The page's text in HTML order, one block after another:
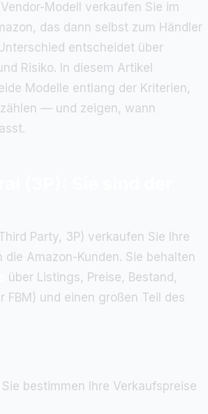
Modell verkaufen Sie im
das dann selbst zum Händler
entscheidet über
Risiko. In diesem Artikel
Modelle entlang der Kriterien,
— und zeigen, wann
Party, 3P) verkaufen Sie Ihre
die Amazon-Kunden. Sie behalten
über Listings, Preise, Bestand,
FBM) und einen großen Teil des
bestimmen Ihre Verkaufspreise